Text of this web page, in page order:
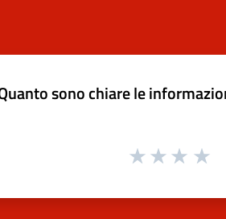
sono chiare le